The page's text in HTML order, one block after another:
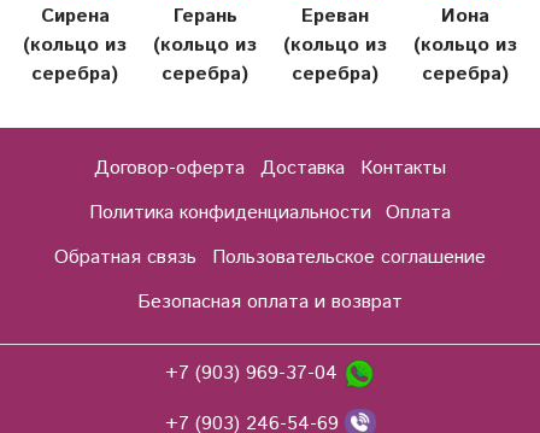
Сирена
(кольцо из
серебра)
Герань
(кольцо из
серебра)
Ереван
(кольцо из
серебра)
Иона
(кольцо из
серебра)
Договор-оферта Доставка
Контакты
Политика конфиденциальности Оплата
Обратная связь
Пользовательское соглашение
Безопасная оплата и возврат
+7 (903) 969-37-04
+7 (903) 246-54-69